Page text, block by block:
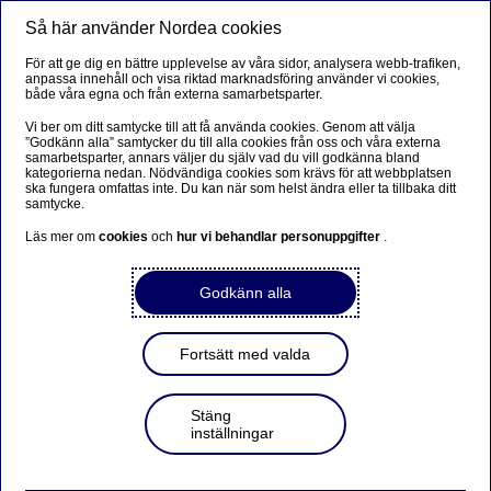
Våra tjänster
För dig som programvaruleverantör eller utvecklare av
affärssystem.
Corporate Access
Corporate Access
Så här använder Nordea cookies
För att ge dig en bättre upplevelse av våra sidor, analysera webb-trafiken,
anpassa innehåll och visa riktad marknadsföring använder vi cookies,
både våra egna och från externa samarbetsparter.
Vi ber om ditt samtycke till att få använda cookies. Genom att välja
”Godkänn alla” samtycker du till alla cookies från oss och våra externa
samarbetsparter, annars väljer du själv vad du vill godkänna bland
kategorierna nedan. Nödvändiga cookies som krävs för att webbplatsen
ska fungera omfattas inte. Du kan när som helst ändra eller ta tillbaka ditt
samtycke.
Läs mer omcookiesoch hur vi behandlar personuppgifter .
Godkänn alla
Fortsätt med valda
Stäng
inställningar